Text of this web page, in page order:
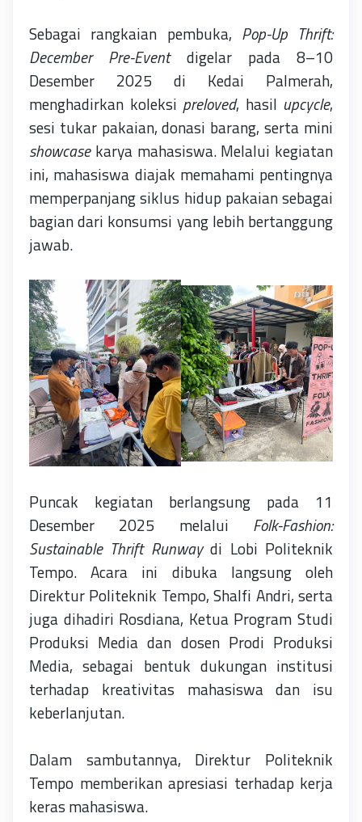
Sebagai rangkaian pembuka, Pop-Up Thrift:
December Pre-Eventdigelar pada 8–10
Desember 2025 di Kedai Palmerah,
menghadirkan koleksi preloved, hasil upcycle,
sesi tukar pakaian, donasi barang, serta mini
showcasekarya mahasiswa. Melalui kegiatan
ini, mahasiswa diajak memahami pentingnya
memperpanjang siklus hidup pakaian sebagai
bagian dari konsumsi yang lebih bertanggung
jawab.
Puncak kegiatan berlangsung pada 11
Desember 2025 melalui Folk-Fashion:
Sustainable Thrift Runwaydi Lobi Politeknik
Tempo. Acara ini
dibuka langsung oleh
Direktur Politeknik Tempo, Shalfi Andri, serta
juga dihadiri Rosdiana, Ketua Program Studi
Produksi Media dan dosen Prodi Produksi
Media, sebagai bentuk dukungan institusi
terhadap kreativitas mahasiswa dan isu
keberlanjutan.
Dalam sambutannya, Direktur Politeknik
Tempo memberikan apresiasi terhadap kerja
keras mahasiswa.